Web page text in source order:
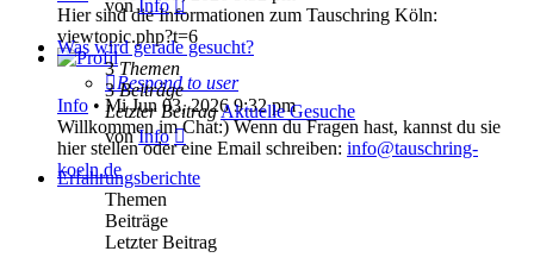
Hier sind die Informationen zum Tauschring Köln:
viewtopic.php?t=6
Respond to user
Info • Mi Jun 03, 2026 9:32 pm
Willkommen im Chat:) Wenn du Fragen hast, kannst du sie
hier stellen oder eine Email schreiben: info@tauschring-
koeln.de
vonInfo
Beitrag
Was wird gerade gesucht?
3Themen
3Beiträge
Letzter BeitragAktuelle Gesuche
vonInfo
Neuester
Beitrag
Erfahrungsberichte
Themen
Beiträge
Letzter Beitrag